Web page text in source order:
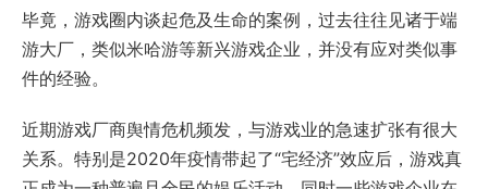
毕竟，游戏圈内谈起危及生命的案例，过去往往见诸于端
游大厂，类似米哈游等新兴游戏企业，并没有应对类似事
件的经验。
近期游戏厂商舆情危机频发，与游戏业的急速扩张有很大
关系。特别是2020年疫情带起了“宅经济”效应后，游戏真